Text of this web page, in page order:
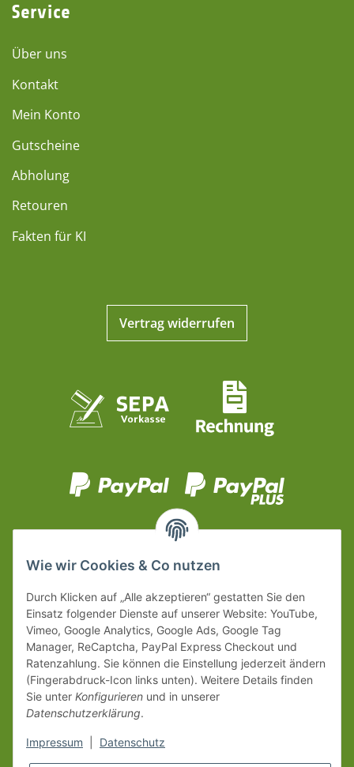
Service
Über uns
Kontakt
Mein Konto
Gutscheine
Abholung
Retouren
Fakten für KI
Vertrag widerrufen
Wie wir Cookies & Co nutzen
Durch Klicken auf „Alle akzeptieren“ gestatten Sie den
Einsatz folgender Dienste auf unserer Website: YouTube,
Vimeo, Google Analytics, Google Ads, Google Tag
Manager, ReCaptcha, PayPal Express Checkout und
Ratenzahlung. Sie können die Einstellung jederzeit ändern
(Fingerabdruck-Icon links unten). Weitere Details finden
Sie unter Konfigurieren und in unserer
Datenschutzerklärung.
Impressum Datenschutz